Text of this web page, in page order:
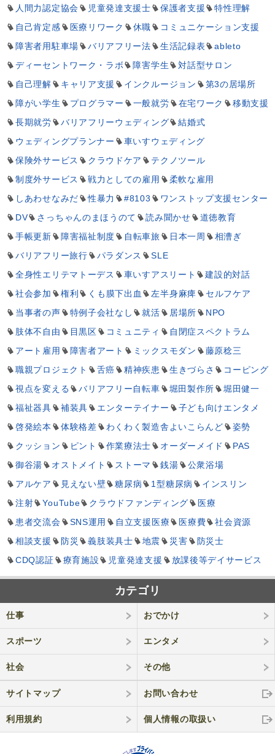
人間力認定協会
児童発達支援士 保護者支援
特性理解
自己肯定感
医療リワーク 休職
コミュニケーション支援
障害者用駐車場
バリアフリー法 生活記録表
ableto
ディーセントワーク・ラボ
障害学生
対話型サロン
自己理解
キャリア支援 インクルージョン
第3の居場所
障がい学生
プログラマー 一般就労 在宅ワーク
移動支援
長期就労
バリアフリーウェディング
結婚式
ウェディングプランナー
車いすウェディング
保険外サービス
クラウドケア
テクノツール
制度外サービス
戦力としての雇用
柔軟な雇用
しあわせなみだ
性暴力 #8103
ワンストップ支援センター
DV
さっちゃんのまほうのて 読み聞かせ
道徳教育
手帳更新
障害福祉制度 自転車旅 日本一周
相漕ぎ
バリアフリー旅行
パラダンス
SLE
全身性エリテマトーデス
車いすアスリート
建設的対話
社会参加
権利 くも膜下出血 左半身麻痺
セルフケア
当事者の声
特例子会社なし 就活 居場所
NPO
肢体不自由
目黒区 コミュニティ
自閉症スペクトラム
アート雇用
障害者アート ミックスモダン
藤原稔三
職親プロジェクト
舌癌 精神疾患 生きづらさ
コーピング
視点を変える
バリアフリー自転車 堀田製作所
堀田健一
福祉器具
補装具 エンターテイナー
子ども向けエンタメ
啓発絵本
体験格差 わくわく製造舎よいこらんど
姿勢
クッション
ピント 作業療法士 オーダーメイド
PAS
御谷湯
オストメイト ストーマ 銭湯
公衆浴場
アルケア
見えない壁 糖尿病 1型糖尿病
インスリン
注射
YouTube クラウドファンディング
医療
患者交流会
SNS運用 自立支援医療 医療費
社会資源
相談支援
防災 義肢装具士 地震 災害
防災士
CDQ認証
療育施設 児童発達支援 放課後等デイサービス
カテゴリ
仕事 おでかけ
スポーツ エンタメ
社会 その他
サイトマップ お問い合わせ
利用規約 個人情報の取扱い